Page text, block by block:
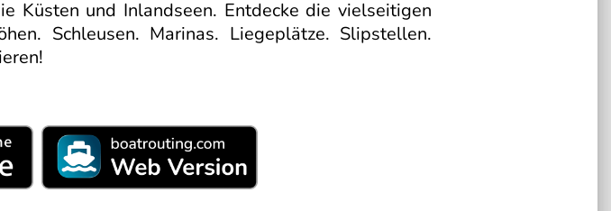
Küsten und Inlandseen. Entdecke die vielseitigen
Schleusen. Marinas. Liegeplätze. Slipstellen.